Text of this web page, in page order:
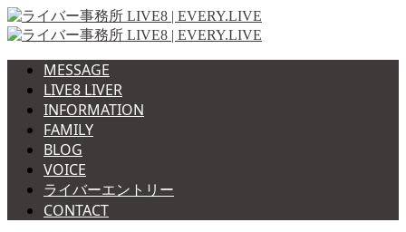
MESSAGE
LIVE8 LIVER
INFORMATION
FAMILY
BLOG
VOICE
ライバーエントリー
CONTACT